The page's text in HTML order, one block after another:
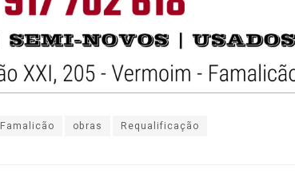
Famalicão obras Requalificação